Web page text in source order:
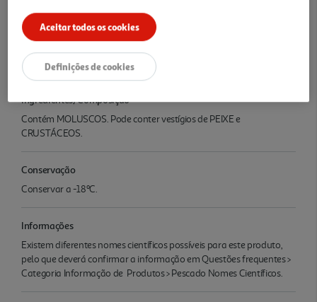
ambiental e garantem a preservação das populações de polvos
para o futuro.
Características
Ingredientes/Composição
Contém MOLUSCOS. Pode conter vestígios de PEIXE e
CRUSTÁCEOS.
Conservação
Conservar a -18ºC.
Informações
Existem diferentes nomes científicos possíveis para este produto,
pelo que deverá confirmar a informação em Questões frequentes >
Categoria Informação de Produtos > Pescado Nomes Científicos.
Aceitar todos os cookies
Definições de cookies